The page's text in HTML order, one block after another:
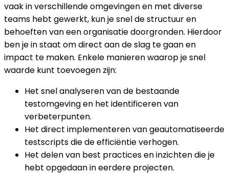
vaak in verschillende omgevingen en met diverse
teams hebt gewerkt, kun je snel de structuur en
behoeften van een organisatie doorgronden. Hierdoor
ben je in staat om direct aan de slag te gaan en
impact te maken. Enkele manieren waarop je snel
waarde kunt toevoegen zijn:
Het snel analyseren van de bestaande
testomgeving en het identificeren van
verbeterpunten.
Het direct implementeren van geautomatiseerde
testscripts die de efficiëntie verhogen.
Het delen van best practices en inzichten die je
hebt opgedaan in eerdere projecten.